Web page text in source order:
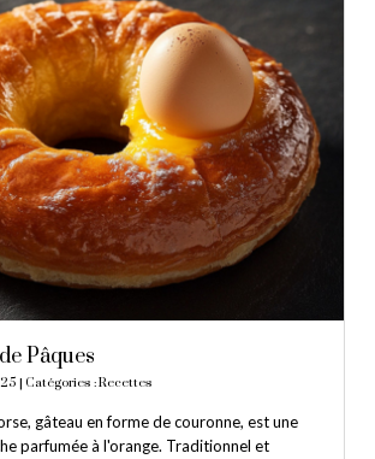
Pâques
| Catégories :Recettes
gâteau en forme de couronne, est une
parfumée à l'orange. Traditionnel et